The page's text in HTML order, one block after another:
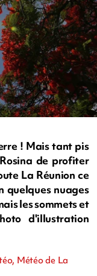
! Mais tant pis
de profiter
La Réunion ce
quelques nuages
les sommets et
d'illustration
Météo de La